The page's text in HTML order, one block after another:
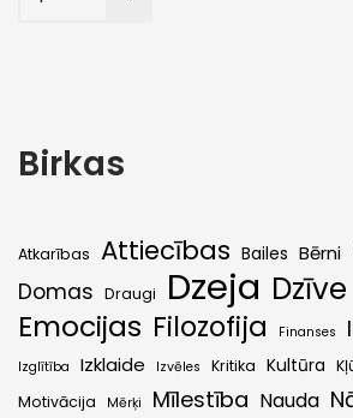
Birkas
Atkarības Attiecības Bailes Bērni
Domas Draugi Dzeja Dzīve
Emocijas Filozofija Finanses
Izglītība
Izklaide Izvēles Kritika Kultūra
Motivācija
Mērķi Mīlestība Nauda